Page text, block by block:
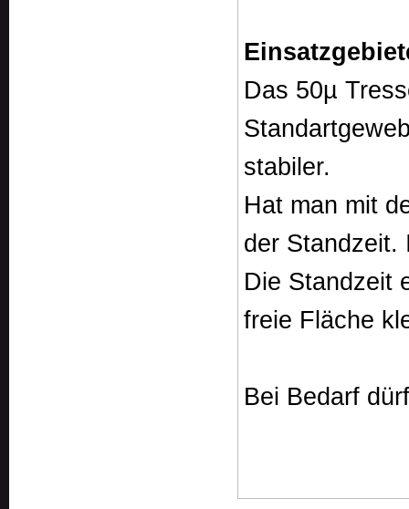
Das 50µ
stabiler.
Hat man mit
der Standzeit.
Die Standzeit
freie Fläche
Bei Bedarf